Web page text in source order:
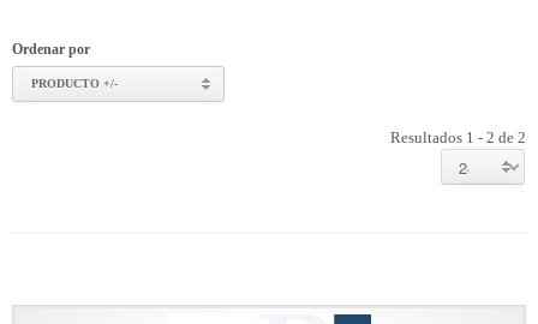
Ordenar por
PRODUCTO +/-
Resultados 1 - 2 de 2